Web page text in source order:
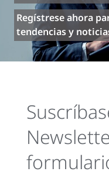
Regístrese ahora
tendencias y